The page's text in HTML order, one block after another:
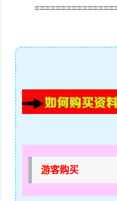
游客购买